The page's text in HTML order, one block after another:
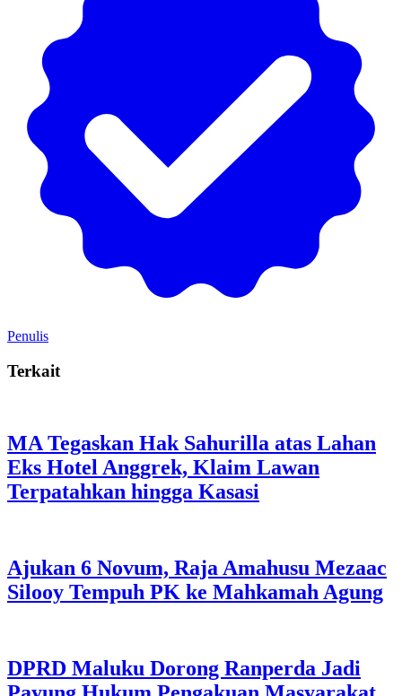
Penulis
Terkait
MA Tegaskan Hak Sahurilla atas Lahan
Eks Hotel Anggrek, Klaim Lawan
Terpatahkan hingga Kasasi
Ajukan 6 Novum, Raja Amahusu Mezaac
Silooy Tempuh PK ke Mahkamah Agung
DPRD Maluku Dorong Ranperda Jadi